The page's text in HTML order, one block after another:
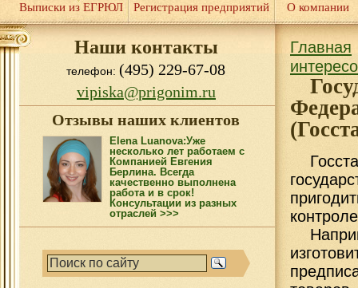
Выписки из ЕГРЮЛ Регистрация предприятий О компании
Наши контакты
телефон:(495) 229-67-08
vipiska@prigonim.ru
Отзывы наших клиентов
Elena Luanova:Уже
несколько лет работаем с
Компанией Евгения
Берлина. Всегда
качественно выполнена
работа и в срок!
Консультации из разных
отраслей >>>
Главная